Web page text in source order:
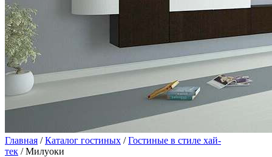
Главная /Каталог гостиных /Гостиные в стиле хай-
тек / Милуоки